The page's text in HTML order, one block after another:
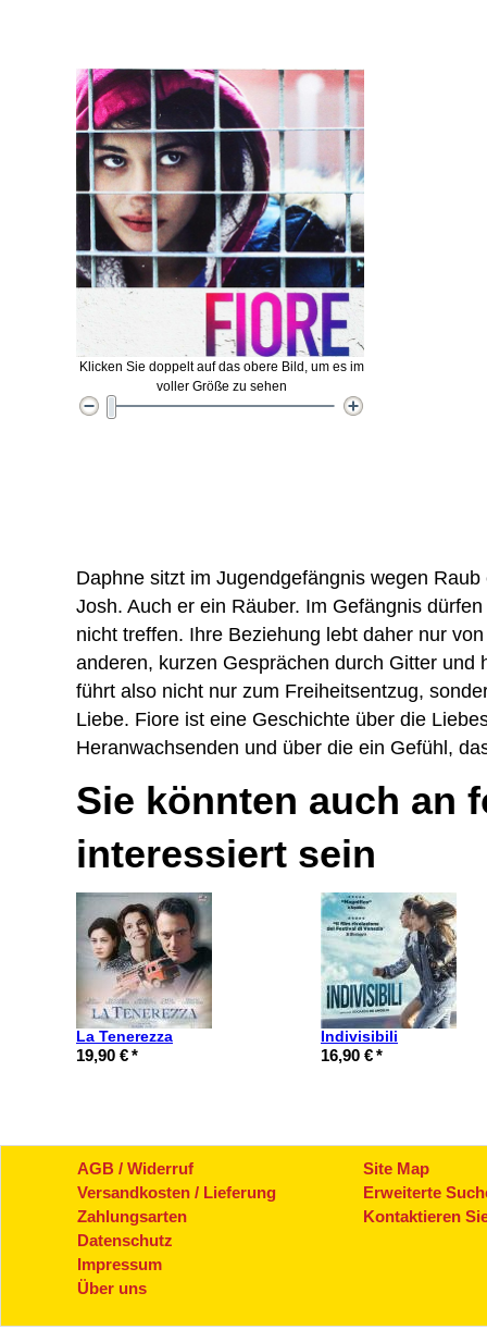
Klicken Sie doppelt auf das obere Bild, um es im
voller Größe zu sehen
Daphne sitzt im Jugendgefängnis wegen
Josh. Auch er ein Räuber. Im Gefängnis
nicht treffen. Ihre Beziehung lebt daher nur
anderen, kurzen Gesprächen durch Gitter und
führt also nicht nur zum Freiheitsentzug,
Liebe. Fiore ist eine Geschichte über die
Heranwachsenden und über die ein Gefühl,
Sie könnten auch an
interessiert sein
La Tenerezza
19,90 €*
Indivisibili
16,90 €*
AGB / Widerruf
Versandkosten / Lieferung
Zahlungsarten
Datenschutz
Impressum
Über uns
Site Map
Erweiterte
Kontaktieren